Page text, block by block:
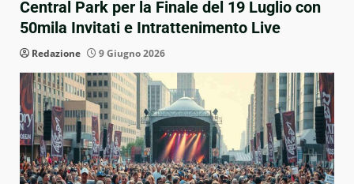
Central Park per la Finale del 19 Luglio con
50mila Invitati e Intrattenimento Live
Redazione 9 Giugno 2026